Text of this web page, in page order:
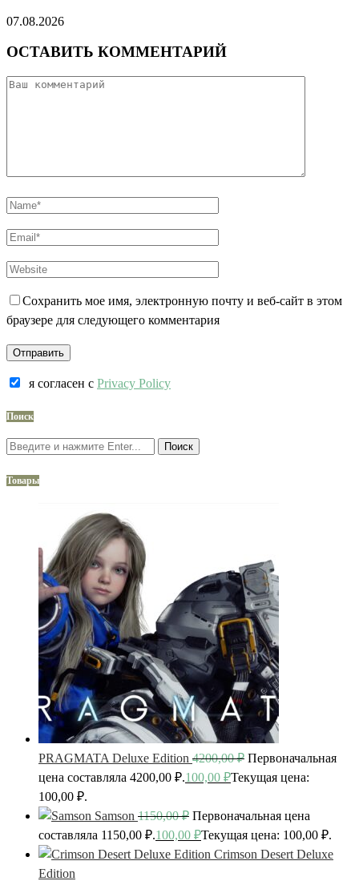
07.08.2026
ОСТАВИТЬ КОММЕНТАРИЙ
Сохранить мое имя, электронную почту и веб-сайт в этом
браузере для следующего комментария
я согласен c Privacy Policy
Поиск
Поиск
Товары
PRAGMATA Deluxe Edition 4200,00₽ Первоначальная
цена составляла 4200,00 ₽.100,00 ₽Текущая цена:
100,00 ₽.
Samson 1150,00₽ Первоначальная цена
составляла 1150,00 ₽.100,00 ₽Текущая цена: 100,00 ₽.
Crimson Desert Deluxe
Edition